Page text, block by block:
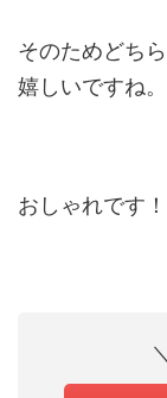
そのためどち
嬉しいですね。
おしゃれです！
＼